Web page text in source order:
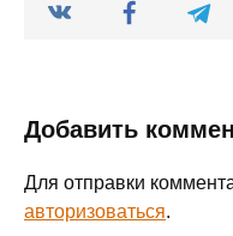
Добавить
Для отправки
авторизоваться.